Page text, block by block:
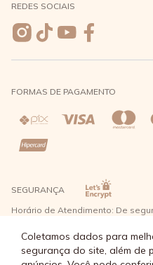
Coletamos dados para
segurança do site, além de
Wishlist
Entrega e Frete
Trocas e Devoluções
Direito de Arrependimento
Política de Privacidade
REDES SOCIAIS
FORMAS DE PAGAMENTO
SEGURANÇA
Horário de Atendimento: De
nível 2 - Bairro Capuava Mauá -
Doce Comércio de Roupas e